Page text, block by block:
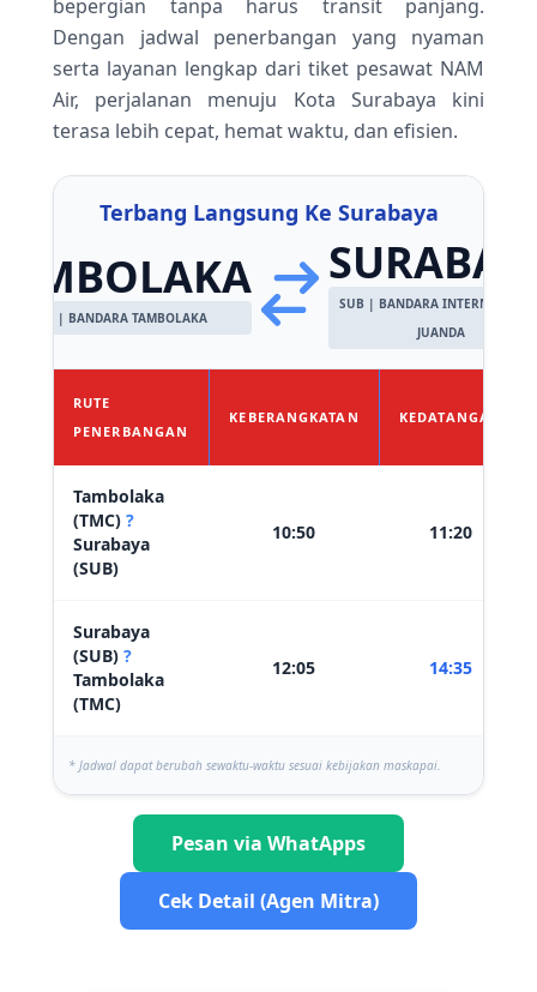
bepergian tanpa harus transit panjang.
Dengan jadwal penerbangan yang nyaman
serta layanan lengkap dari tiket pesawat NAM
Air, perjalanan menuju Kota Surabaya kini
terasa lebih cepat, hemat waktu, dan efisien.
Terbang Langsung Ke Surabaya
TMC | BANDARA TAMBOLAKA
SUB | BANDARA
JUANDA
RUTE
PENERBANGAN
KEBERANGKATAN KEDATANGAN
Tambolaka
(TMC) ?
Surabaya
(SUB)
10:50 11:20
Surabaya
(SUB) ?
Tambolaka
(TMC)
12:05 14:35
* Jadwal dapat berubah sewaktu-waktu sesuai kebijakan maskapai.
Pesan via WhatApps
Cek Detail (Agen Mitra)